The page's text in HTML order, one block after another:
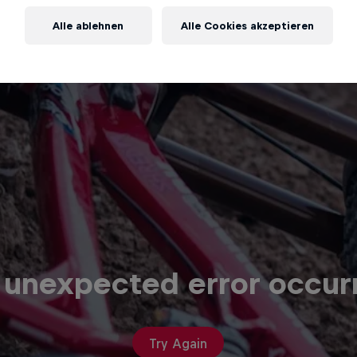
error
Try Again
Alle ablehnen Alle Cookies akzeptieren